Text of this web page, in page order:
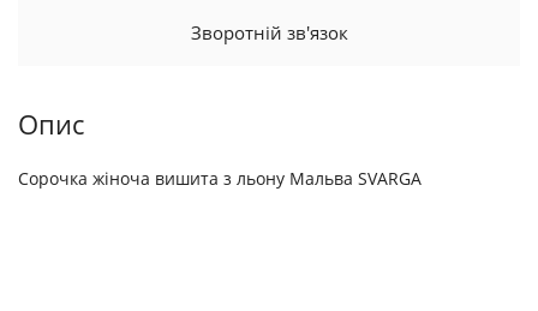
Зворотній зв'язок
Опис
Сорочка жіноча вишита з льону Мальва SVARGA